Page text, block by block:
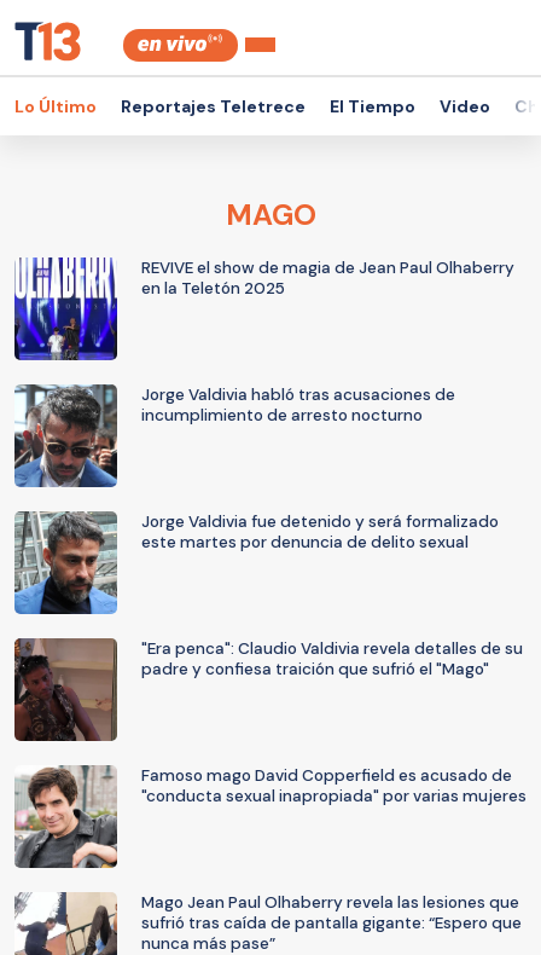
Lo Último Reportajes Teletrece El Tiempo Video
MAGO
REVIVE el show de magia de Jean Paul Olhaberry
en la Teletón 2025
Jorge Valdivia habló tras acusaciones de
incumplimiento de arresto nocturno
Jorge Valdivia fue detenido y será formalizado
este martes por denuncia de delito sexual
"Era penca": Claudio Valdivia revela detalles de su
padre y confiesa traición que sufrió el "Mago"
Famoso mago David Copperfield es acusado de
"conducta sexual inapropiada" por varias mujeres
Mago Jean Paul Olhaberry revela las lesiones que
sufrió tras caída de pantalla gigante: “Espero que
nunca más pase”